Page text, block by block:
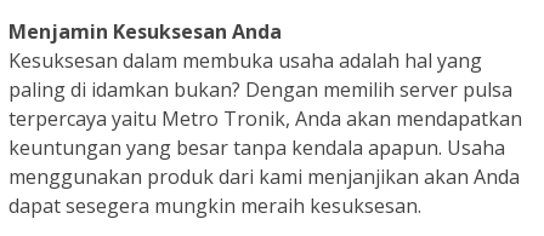
Menjamin Kesuksesan Anda
Kesuksesan dalam membuka usaha adalah hal yang
paling di idamkan bukan? Dengan memilih server pulsa
terpercaya yaitu Metro Tronik, Anda akan mendapatkan
keuntungan yang besar tanpa kendala apapun. Usaha
menggunakan produk dari kami menjanjikan akan Anda
dapat sesegera mungkin meraih kesuksesan.